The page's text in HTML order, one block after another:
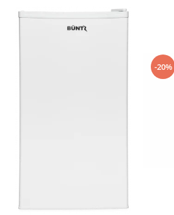
-20%